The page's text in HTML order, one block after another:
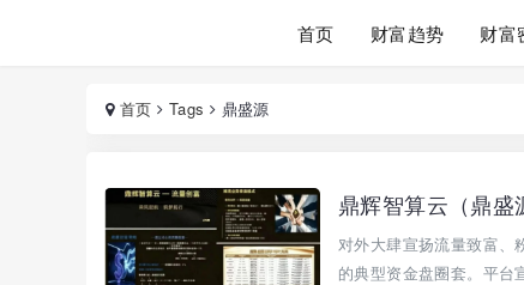
首页 财富趋势 财富
首页 Tags 鼎盛源
鼎辉智算云（鼎盛
对外大肆宣扬流量致富、
的典型资金盘圈套。平